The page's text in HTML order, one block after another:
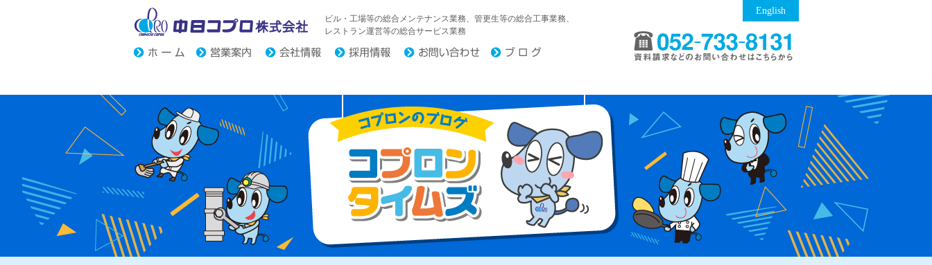
中日コプロ株式会社
ビル・工場等の総合メンテナンス業務、管更生等の総合工事業務、
レストラン運営等の総合サービス業務
English